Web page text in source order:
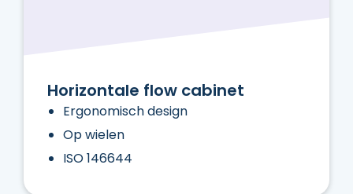
Horizontale flow cabinet
Ergonomisch design
Op wielen
ISO 146644